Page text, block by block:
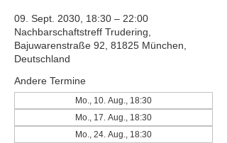
09. Sept. 2030, 18:30 – 22:00
Nachbarschaftstreff Trudering,
Bajuwarenstraße 92, 81825 München,
Deutschland
Andere Termine
Mo., 10. Aug., 18:30
Mo., 17. Aug., 18:30
Mo., 24. Aug., 18:30